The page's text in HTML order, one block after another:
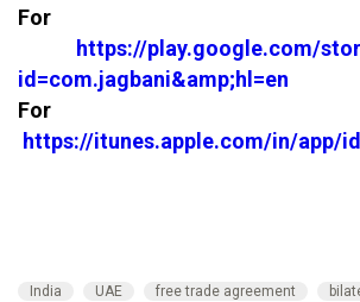
For
https://play.google.com/
id=com.jagbani&amp;hl=en
For
https://itunes.apple.com/in/app/
India UAE free trade agreement